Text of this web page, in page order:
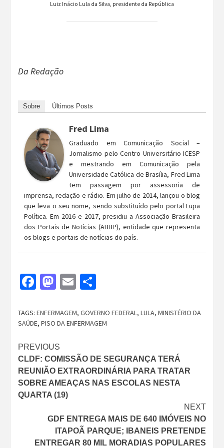
Luiz Inácio Lula da Silva, presidente da República
Da Redação
Sobre Últimos Posts
Fred Lima
Graduado em Comunicação Social –
Jornalismo pelo Centro Universitário ICESP
e mestrando em Comunicação pela
Universidade Católica de Brasília, Fred Lima
tem passagem por assessoria de
imprensa, redação e rádio. Em julho de 2014, lançou o blog
que leva o seu nome, sendo substituído pelo portal Lupa
Política. Em 2016 e 2017, presidiu a Associação Brasileira
dos Portais de Notícias (ABBP), entidade que representa
os blogs e portais de notícias do país.
Facebook
Mastodon
Email
TAGS: ENFERMAGEM, GOVERNO FEDERAL, LULA, MINISTÉRIO DA
SAÚDE, PISO DA ENFERMAGEM
Continue
Reading
PREVIOUS
CLDF: COMISSÃO DE SEGURANÇA TERÁ
REUNIÃO EXTRAORDINÁRIA PARA TRATAR
SOBRE AMEAÇAS NAS ESCOLAS NESTA
QUARTA (19)
NEXT
GDF ENTREGA MAIS DE 640 IMÓVEIS NO
ITAPOÃ PARQUE; IBANEIS PRETENDE
ENTREGAR 80 MIL MORADIAS POPULARES